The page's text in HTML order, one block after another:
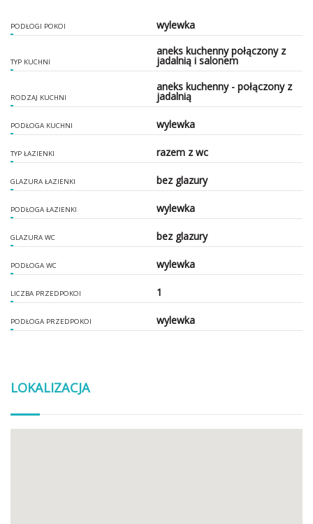
PODŁOGI POKOI wylewka
TYP KUCHNI
aneks kuchenny połączony z
jadalnią i salonem
RODZAJ KUCHNI
aneks kuchenny - połączony z
jadalnią
PODŁOGA KUCHNI wylewka
TYP ŁAZIENKI razem z wc
GLAZURA ŁAZIENKI bez glazury
PODŁOGA ŁAZIENKI wylewka
GLAZURA WC bez glazury
PODŁOGA WC wylewka
LICZBA PRZEDPOKOI 1
PODŁOGA PRZEDPOKOI wylewka
LOKALIZACJA